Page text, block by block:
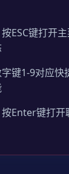
按ESC键打开
字键1-9对应快
按Enter键打